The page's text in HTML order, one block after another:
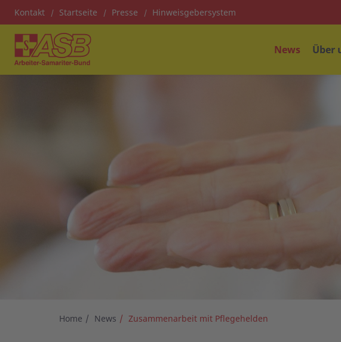
Kontakt Startseite Presse Hinweisgebersystem
News Über
Home News Zusammenarbeit mit Pflegehelden